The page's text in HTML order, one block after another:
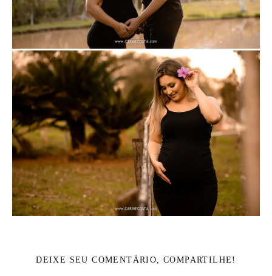
DEIXE SEU COMENTÁRIO, COMPARTILHE!